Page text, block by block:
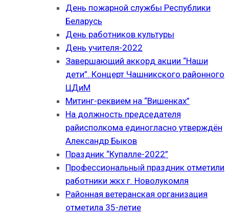
День пожарной службы Республики
Беларусь
День работников культуры
День учителя-2022
Завершающий аккорд акции “Наши
дети”. Концерт Чашникского районного
ЦДиМ
Митинг-реквием на “Вишенках”
На должность председателя
райисполкома единогласно утверждён
Александр Быков
Праздник “Купалле-2022”
Профессиональный праздник отметили
работники жкх г. Новолукомля
Районная ветеранская организация
отметила 35-летие